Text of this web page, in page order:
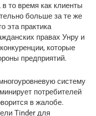
то время как клиенты
больше за те же
эта практика
правах Унру и
которые
предприятий.
систему
потребителей
в жалобе.
Tinder для